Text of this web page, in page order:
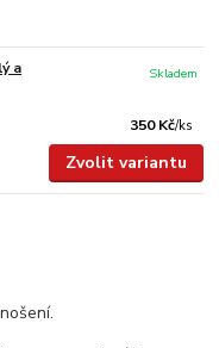
a
350 Kč/ks
Skladem
Zvolit variantu